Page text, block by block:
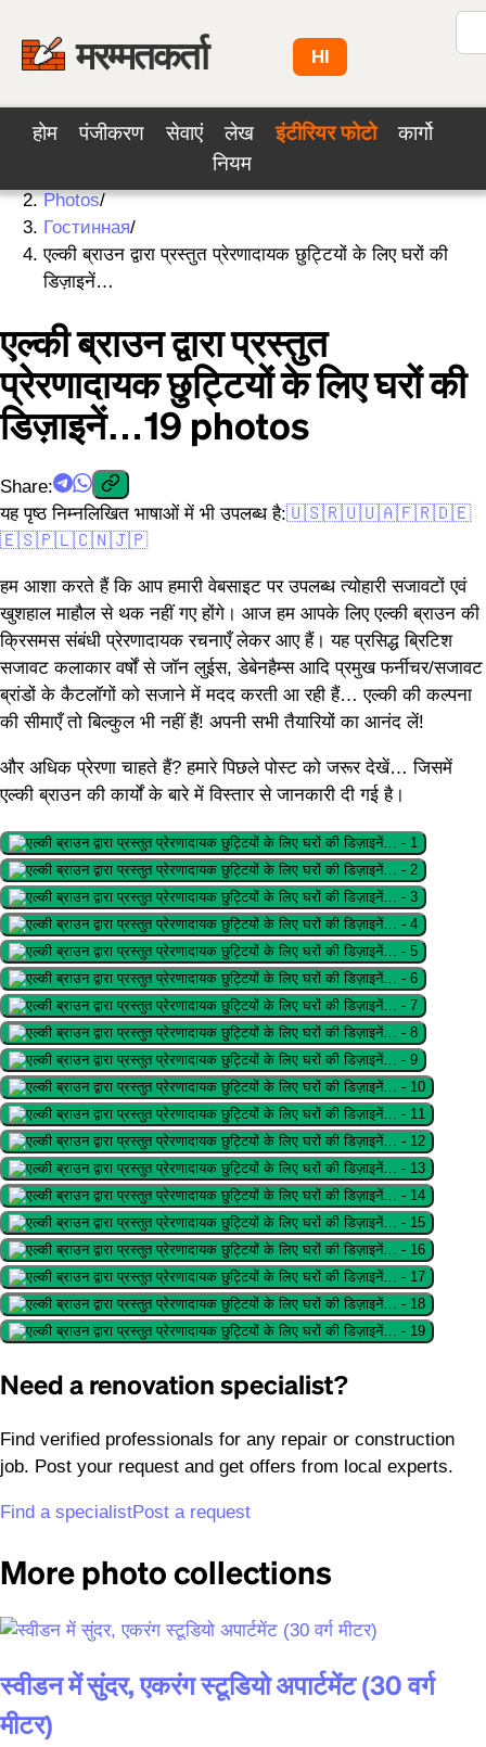
मरम्मतकर्ता HI
होम पंजीकरण सेवाएं लेख इंटीरियर फोटो
कार्गो
नियम
Photos/
Гостинная/
एल्की ब्राउन द्वारा प्रस्तुत प्रेरणादायक छुट्टियों के लिए घरों की
डिज़ाइनें…
एल्की ब्राउन द्वारा प्रस्तुत
प्रेरणादायक छुट्टियों के लिए घरों की
डिज़ाइनें…19 photos
Share:
यह पृष्ठ निम्नलिखित भाषाओं में भी उपलब्ध है:🇺🇸🇷🇺🇺🇦🇫🇷🇩🇪
🇪🇸🇵🇱🇨🇳🇯🇵
हम आशा करते हैं कि आप हमारी वेबसाइट पर उपलब्ध त्योहारी सजावटों एवं
खुशहाल माहौल से थक नहीं गए होंगे। आज हम आपके लिए एल्की ब्राउन की
क्रिसमस संबंधी प्रेरणादायक रचनाएँ लेकर आए हैं। यह प्रसिद्ध ब्रिटिश
सजावट कलाकार वर्षों से जॉन लुईस, डेबेनहैम्स आदि प्रमुख फर्नीचर/सजावट
ब्रांडों के कैटलॉगों को सजाने में मदद करती आ रही हैं… एल्की की कल्पना
की सीमाएँ तो बिल्कुल भी नहीं हैं! अपनी सभी तैयारियों का आनंद लें!
और अधिक प्रेरणा चाहते हैं? हमारे पिछले पोस्ट को जरूर देखें… जिसमें
एल्की ब्राउन की कार्यों के बारे में विस्तार से जानकारी दी गई है।
Need a renovation specialist?
Find verified professionals for any repair or construction
job. Post your request and get offers from local experts.
Find a specialistPost a request
More photo collections
स्वीडन में सुंदर, एकरंग स्टूडियो अपार्टमेंट (30 वर्ग
मीटर)